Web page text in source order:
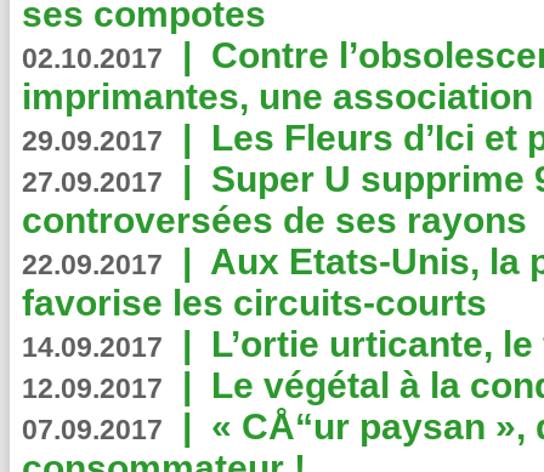
ses compotes
02.10.2017 | Contre
imprimantes, une
29.09.2017 | Les Fleurs d’Ici et
27.09.2017 | Super U supprime
controversées de ses rayons
22.09.2017 | Aux Etats-Unis, la
favorise les circuits-courts
14.09.2017 | L’ortie urticante,
12.09.2017 | Le végétal à la
07.09.2017 | « CÅ“ur paysan